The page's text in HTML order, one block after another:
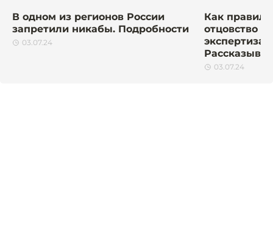
В одном из регионов России
запретили никабы. Подробности
03.07.24
Как
отцовство в
экспертиза
03.07.24